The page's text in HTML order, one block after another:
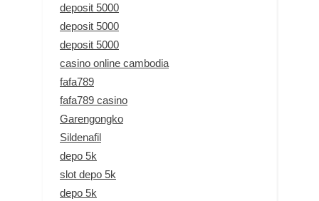
deposit 5000
deposit 5000
deposit 5000
casino online cambodia
fafa789
fafa789 casino
Garengongko
Sildenafil
depo 5k
slot depo 5k
depo 5k